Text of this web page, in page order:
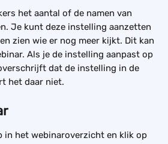
het aantal of de namen van
Je kunt deze instelling aanzetten
zien wie er nog meer kijkt. Dit kan
Als je de instelling aanpast op
dat de instelling in de
het daar niet.
in het webinaroverzicht en klik op